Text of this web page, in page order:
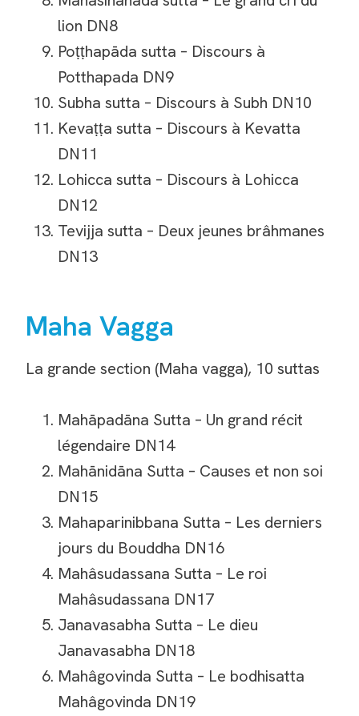
lion DN8
Poṭṭhapāda sutta – Discours à
Potthapada DN9
Subha sutta – Discours à Subh DN10
Kevaṭṭa sutta – Discours à Kevatta
DN11
Lohicca sutta – Discours à Lohicca
DN12
Tevijja sutta – Deux jeunes brâhmanes
DN13
Maha Vagga
La grande section (Maha vagga), 10 suttas
Mahāpadāna Sutta – Un grand récit
légendaire DN14
Mahānidāna Sutta – Causes et non soi
DN15
Mahaparinibbana Sutta – Les derniers
jours du Bouddha DN16
Mahâsudassana Sutta – Le roi
Mahâsudassana DN17
Janavasabha Sutta – Le dieu
Janavasabha DN18
Mahâgovinda Sutta – Le bodhisatta
Mahâgovinda DN19